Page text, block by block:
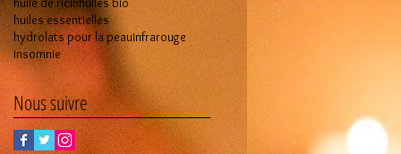
huiles essentielles
hydrolats pour la peauinfrarouge
insomnie
Nous suivre